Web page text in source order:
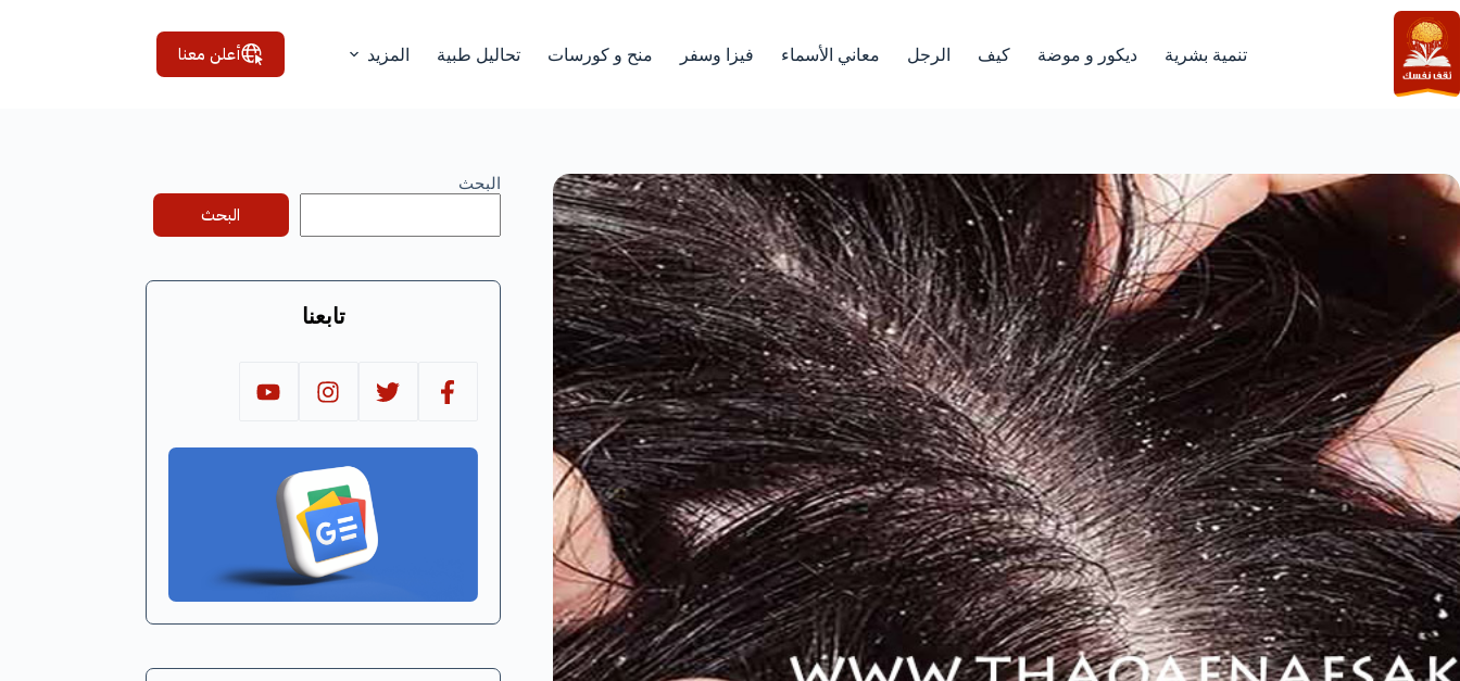
التجاوز
إلى
المحتوى
تنمية بشرية ديكور و موضة كيف الرجل معاني الأسماء فيزا وسفر منح و كورسات تحاليل طبية المزيد أعلن معنا
البحث
البحث
تابعنا